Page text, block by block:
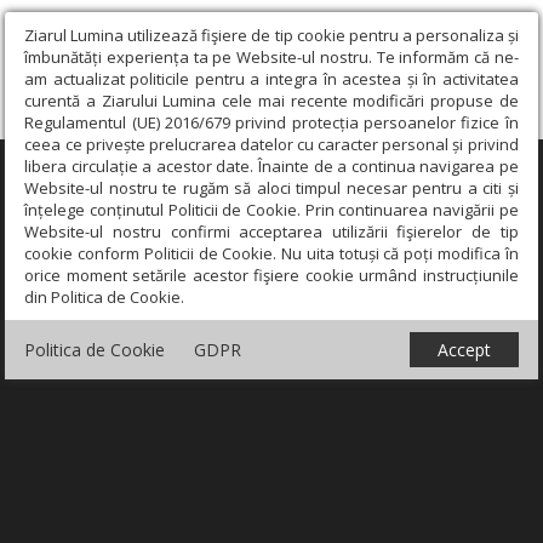
Ziarul Lumina utilizează fişiere de tip cookie pentru a personaliza și
îmbunătăți experiența ta pe Website-ul nostru. Te informăm că ne-
am actualizat politicile pentru a integra în acestea și în activitatea
curentă a Ziarului Lumina cele mai recente modificări propuse de
Regulamentul (UE) 2016/679 privind protecția persoanelor fizice în
ceea ce privește prelucrarea datelor cu caracter personal și privind
libera circulație a acestor date. Înainte de a continua navigarea pe
Website-ul nostru te rugăm să aloci timpul necesar pentru a citi și
înțelege conținutul Politicii de Cookie. Prin continuarea navigării pe
Website-ul nostru confirmi acceptarea utilizării fişierelor de tip
cookie conform Politicii de Cookie. Nu uita totuși că poți modifica în
orice moment setările acestor fişiere cookie urmând instrucțiunile
din Politica de Cookie.
Politica de Cookie GDPR Accept
×